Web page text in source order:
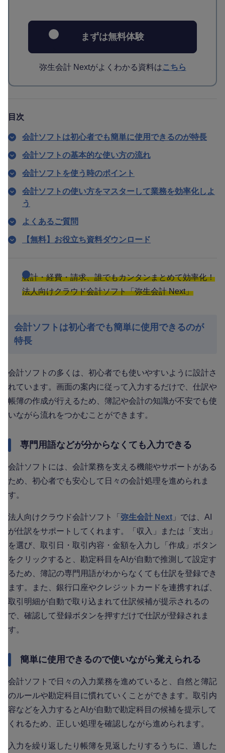
まずは無料体験
弥生会計 Nextがよくわかる資料はこちら
目次
会計ソフトは初心者でも簡単に使用できるのが特長
会計ソフトの基本的な使い方の流れ
会計ソフトを使う時のポイント
会計ソフトの使い方をマスターして業務を効率化しよ
う
よくあるご質問
【無料】お役立ち資料ダウンロード
会計・経費・請求、誰でもカンタンまとめて効率化！
法人向けクラウド会計ソフト「弥生会計 Next」
会計ソフトは初心者でも簡単に使用できるのが
特長
会計ソフトの多くは、初心者でも使いやすいように設計さ
れています。画面の案内に従って入力するだけで、仕訳や
帳簿の作成が行えるため、簿記や会計の知識が不安でも使
いながら流れをつかむことができます。
専門用語などが分からなくても入力できる
会計ソフトには、会計業務を支える機能やサポートがある
ため、初心者でも安心して日々の会計処理を進められま
す。
法人向けクラウド会計ソフト「 弥生会計 Next 」では、AI
が仕訳をサポートしてくれます。「収入」または「支出」
を選び、取引日・取引内容・金額を入力し「作成」ボタン
をクリックすると、勘定科目をAIが自動で推測して設定す
るため、簿記の専門用語がわからなくても仕訳を登録でき
ます。また、銀行口座やクレジットカードを連携すれば、
取引明細が自動で取り込まれて仕訳候補が提示されるの
で、確認して登録ボタンを押すだけで仕訳が登録されま
す。
簡単に使用できるので使いながら覚えられる
会計ソフトで日々の入力業務を進めていると、自然と簿記
のルールや勘定科目に慣れていくことができます。取引内
容などを入力するとAIが自動で勘定科目の候補を提示して
くれるため、正しい処理を確認しながら進められます。
入力を繰り返したり帳簿を見返したりするうちに、適した